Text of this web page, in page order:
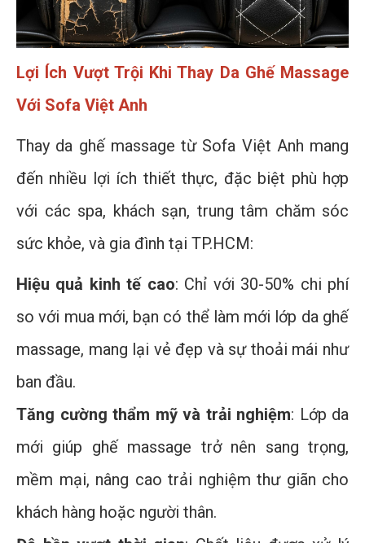
Lợi Ích Vượt Trội Khi Thay Da Ghế Massage
Với Sofa Việt Anh
Thay da ghế massage từ Sofa Việt Anh mang
đến nhiều lợi ích thiết thực, đặc biệt phù hợp
với các spa, khách sạn, trung tâm chăm sóc
sức khỏe, và gia đình tại TP.HCM:
Hiệu quả kinh tế cao: Chỉ với 30-50% chi phí
so với mua mới, bạn có thể làm mới lớp da ghế
massage, mang lại vẻ đẹp và sự thoải mái như
ban đầu.
Tăng cường thẩm mỹ và trải nghiệm: Lớp da
mới giúp ghế massage trở nên sang trọng,
mềm mại, nâng cao trải nghiệm thư giãn cho
khách hàng hoặc người thân.